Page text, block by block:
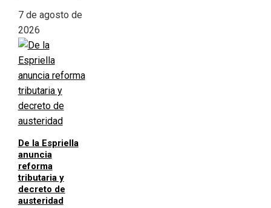
7 de agosto de
2026
De la Espriella
anuncia
reforma
tributaria y
decreto de
austeridad